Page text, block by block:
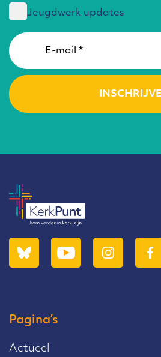
Jeugdwerk updates
Pagina’s
Actueel